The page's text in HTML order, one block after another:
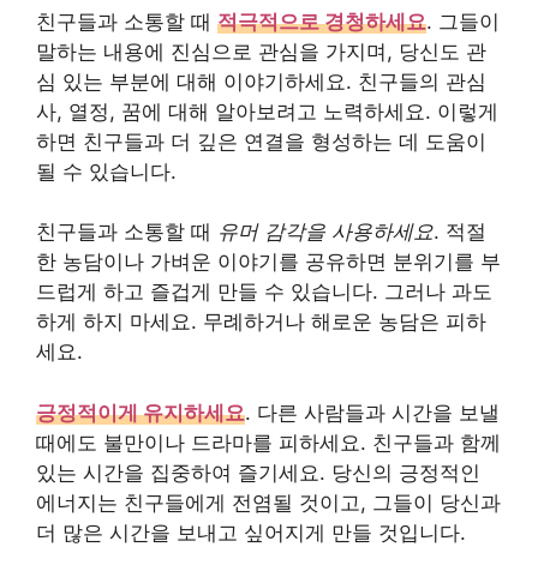
친구들과 소통할 때 적극적으로 경청하세요. 그들이
말하는 내용에 진심으로 관심을 가지며, 당신도 관
심 있는 부분에 대해 이야기하세요. 친구들의 관심
사, 열정, 꿈에 대해 알아보려고 노력하세요. 이렇게
하면 친구들과 더 깊은 연결을 형성하는 데 도움이
될 수 있습니다.
친구들과 소통할 때 유머 감각을 사용하세요. 적절
한 농담이나 가벼운 이야기를 공유하면 분위기를 부
드럽게 하고 즐겁게 만들 수 있습니다. 그러나 과도
하게 하지 마세요. 무례하거나 해로운 농담은 피하
세요.
긍정적이게 유지하세요. 다른 사람들과 시간을 보낼
때에도 불만이나 드라마를 피하세요. 친구들과 함께
있는 시간을 집중하여 즐기세요. 당신의 긍정적인
에너지는 친구들에게 전염될 것이고, 그들이 당신과
더 많은 시간을 보내고 싶어지게 만들 것입니다.